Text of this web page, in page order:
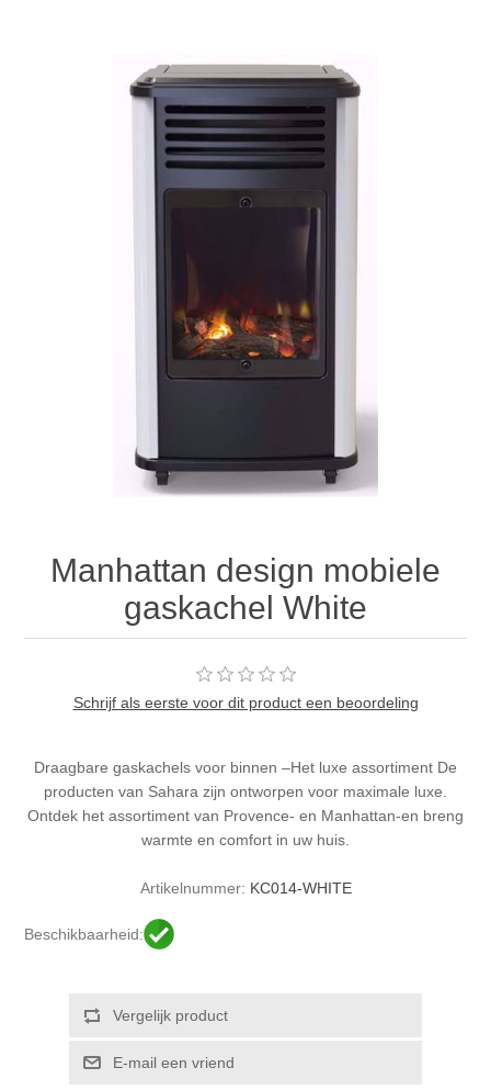
Manhattan design mobiele
gaskachel White
Schrijf als eerste voor dit product een beoordeling
Draagbare gaskachels voor binnen –Het luxe assortiment De
producten van Sahara zijn ontworpen voor maximale luxe.
Ontdek het assortiment van ​​Provence- en Manhattan-en breng
warmte en comfort in uw huis.
Artikelnummer: KC014-WHITE
Beschikbaarheid: